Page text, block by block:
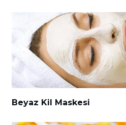
Beyaz Kil Maskesi